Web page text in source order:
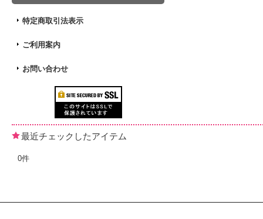
特定商取引法表示
ご利用案内
お問い合わせ
最近チェックしたアイテム
0件